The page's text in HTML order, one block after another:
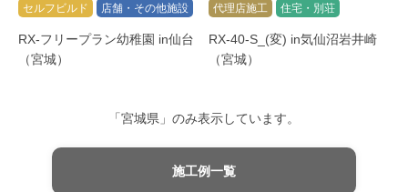
セルフビルド 店舗・その他施設
RX-フリープラン幼稚園 in仙台
（宮城）
代理店施工 住宅・別荘
RX-40-S_(変) in気仙沼岩井崎
（宮城）
「宮城県」のみ表示しています。
施工例一覧